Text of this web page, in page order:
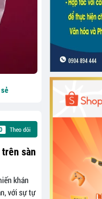
Theo dõi
sàn
khán
với sự tự